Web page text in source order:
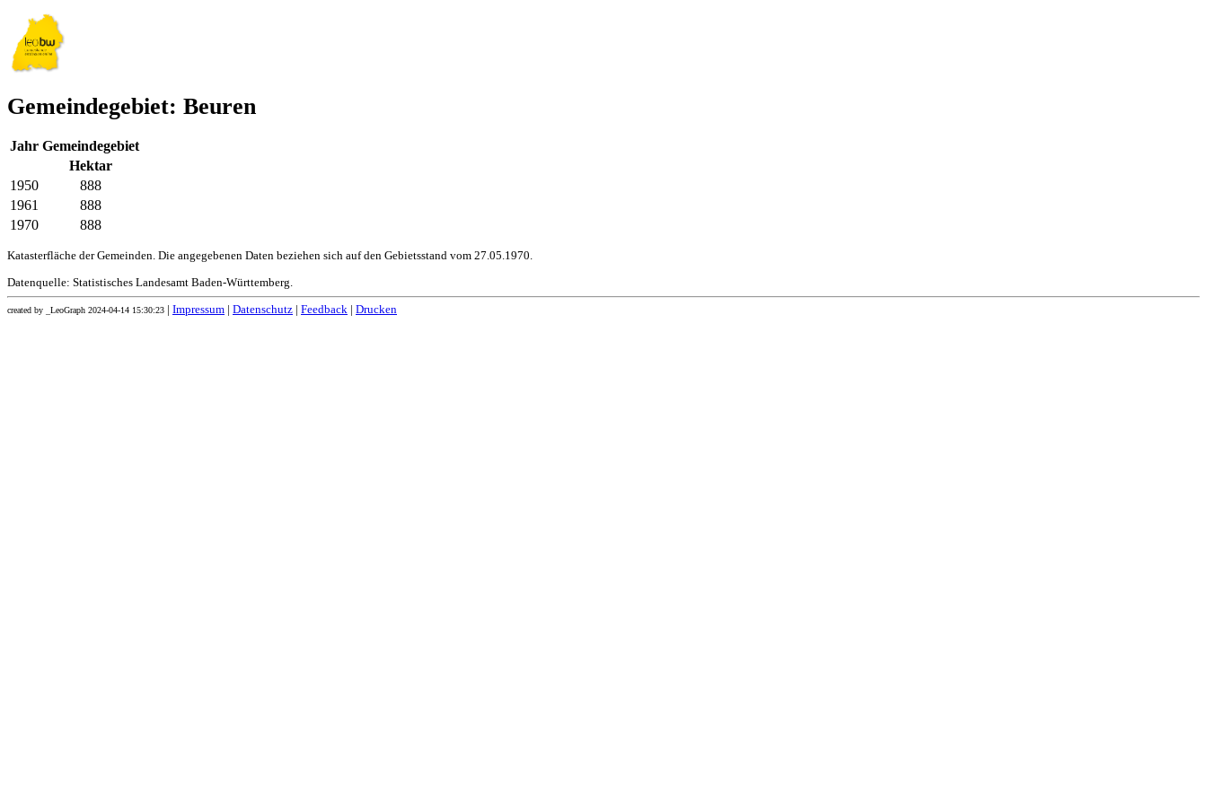
Gemeindegebiet: Beuren
Jahr Gemeindegebiet
Hektar
1950
888
1961
888
1970
888
Katasterfläche der Gemeinden. Die angegebenen Daten beziehen sich auf den Gebietsstand vom 27.05.1970.
Datenquelle: Statistisches Landesamt Baden-Württemberg.
created by _LeoGraph 2024-04-14 15:30:23 Impressum Datenschutz Feedback Drucken